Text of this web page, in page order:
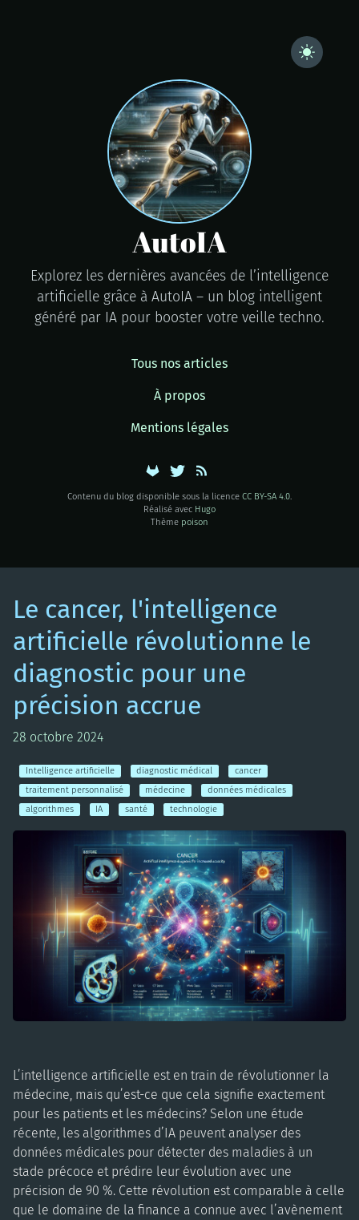
AutoIA
Explorez les dernières avancées de l’intelligence
artificielle grâce à AutoIA – un blog intelligent
généré par IA pour booster votre veille techno.
Tous nos articles
À propos
Mentions légales
Contenu du blog disponible sous la licence CC BY-SA 4.0.
Réalisé avec Hugo
Thème poison
Le cancer, l'intelligence
artificielle révolutionne le
diagnostic pour une
précision accrue
28 octobre 2024
Intelligence artificielle diagnostic médical
cancer
traitement personnalisé
médecine
données médicales
algorithmes
IA santé technologie
L’intelligence artificielle est en train de révolutionner la
médecine, mais qu’est-ce que cela signifie exactement
pour les patients et les médecins? Selon une étude
récente, les algorithmes d’IA peuvent analyser des
données médicales pour détecter des maladies à un
stade précoce et prédire leur évolution avec une
précision de 90 %. Cette révolution est comparable à celle
que le domaine de la finance a connue avec l’avènement